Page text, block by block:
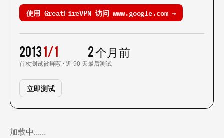
使用 GreatFireVPN 访问 www.google.com →
2013
首次测试
1/1
被屏蔽 · 近 90 天
2 个月前
最后测试
立即测试
加载中……